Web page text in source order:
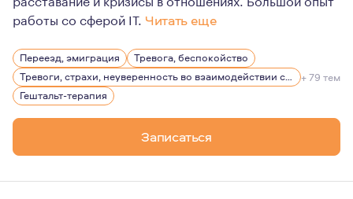
работы со сферой IT. Читать еще
Мои клиенты серьезно относятся к своему
Для изменений нужно многое - ресурсы, время, силы,
Буду рада помочь Вам и поддержать на любом этапе
Переезд, эмиграция
Тревога, беспокойство
Тревоги, страхи, неуверенность во взаимодействии с другими людьми
+ 79 тем
Гештальт-терапия
Записаться